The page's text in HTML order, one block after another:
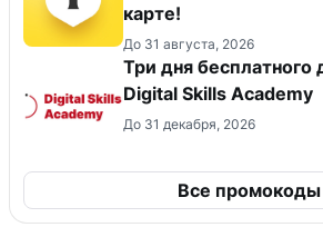
карте!
До 31 августа, 2026
Три дня
Digital Skills Academy
До 31 декабря, 2026
Все промокоды